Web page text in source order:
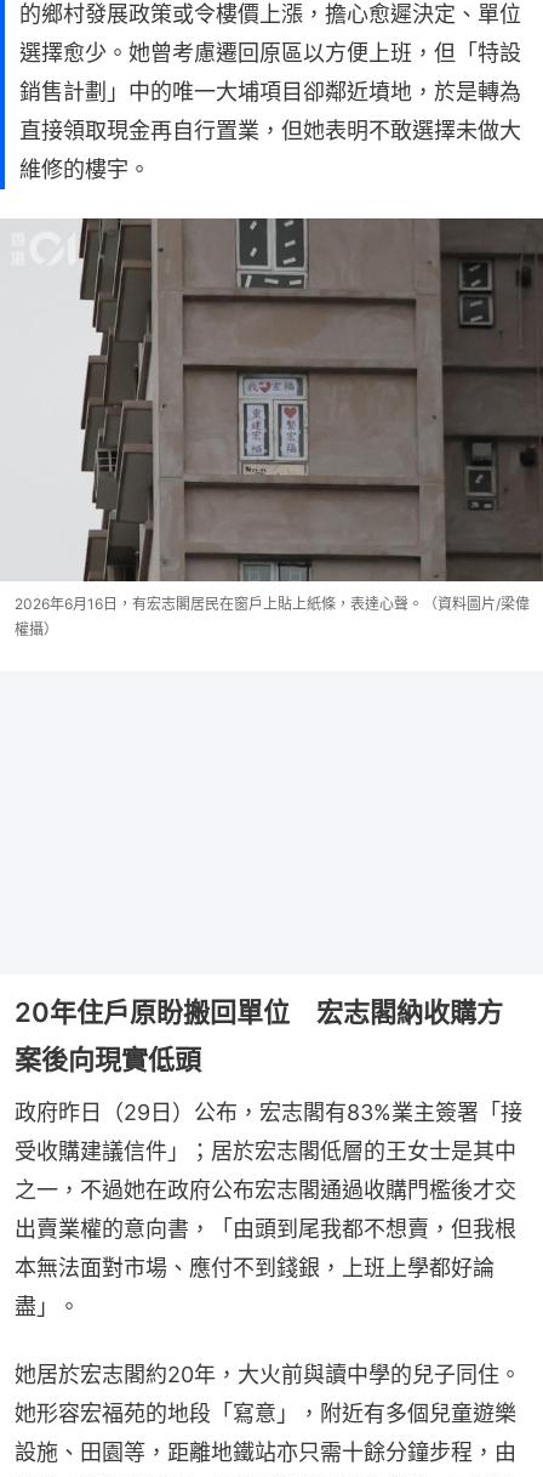
的鄉村發展政策或令樓價上漲，擔心愈遲決定、單位
選擇愈少。她曾考慮遷回原區以方便上班，但「特設
銷售計劃」中的唯一大埔項目卻鄰近墳地，於是轉為
直接領取現金再自行置業，但她表明不敢選擇未做大
維修的樓宇。
2026年6月16日，有宏志閣居民在窗戶上貼上紙條，表達心聲。（資料圖片/梁偉
權攝）
20年住戶原盼搬回單位 宏志閣納收購方
案後向現實低頭
政府昨日（29日）公布，宏志閣有83%業主簽署「接
受收購建議信件」；居於宏志閣低層的王女士是其中
之一，不過她在政府公布宏志閣通過收購門檻後才交
出賣業權的意向書，「由頭到尾我都不想賣，但我根
本無法面對市場、應付不到錢銀，上班上學都好論
盡」。
她居於宏志閣約20年，大火前與讀中學的兒子同住。
她形容宏福苑的地段「寫意」，附近有多個兒童遊樂
設施、田園等，距離地鐵站亦只需十餘分鐘步程，由